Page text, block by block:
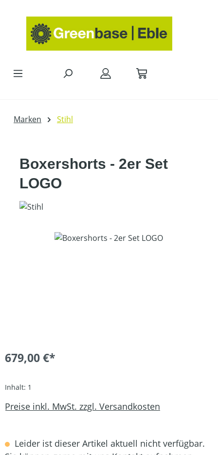
Marken Stihl
Boxershorts - 2er Set
LOGO
Bildergalerie überspringen
679,00 €*
Inhalt: 1
Preise inkl. MwSt. zzgl. Versandkosten
Leider ist dieser Artikel aktuell nicht verfügbar.